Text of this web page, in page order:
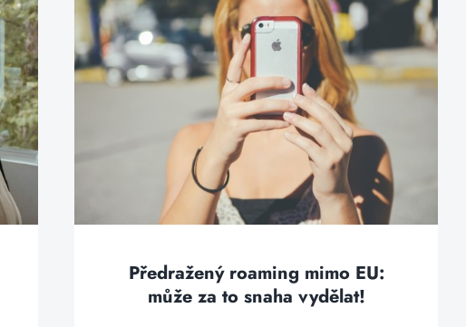
Předražený roaming mimo EU:
může za to snaha vydělat!